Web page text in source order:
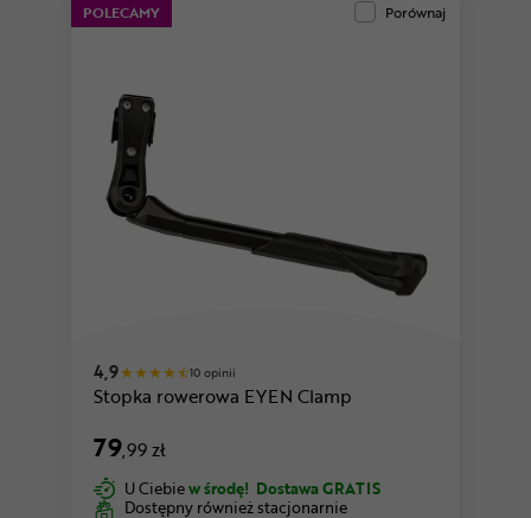
POLECAMY Porównaj
4,9 10 opinii
Stopka rowerowa EYEN Clamp
79,99 zł
U Ciebiew środę! Dostawa GRATIS
Dostępny również stacjonarnie